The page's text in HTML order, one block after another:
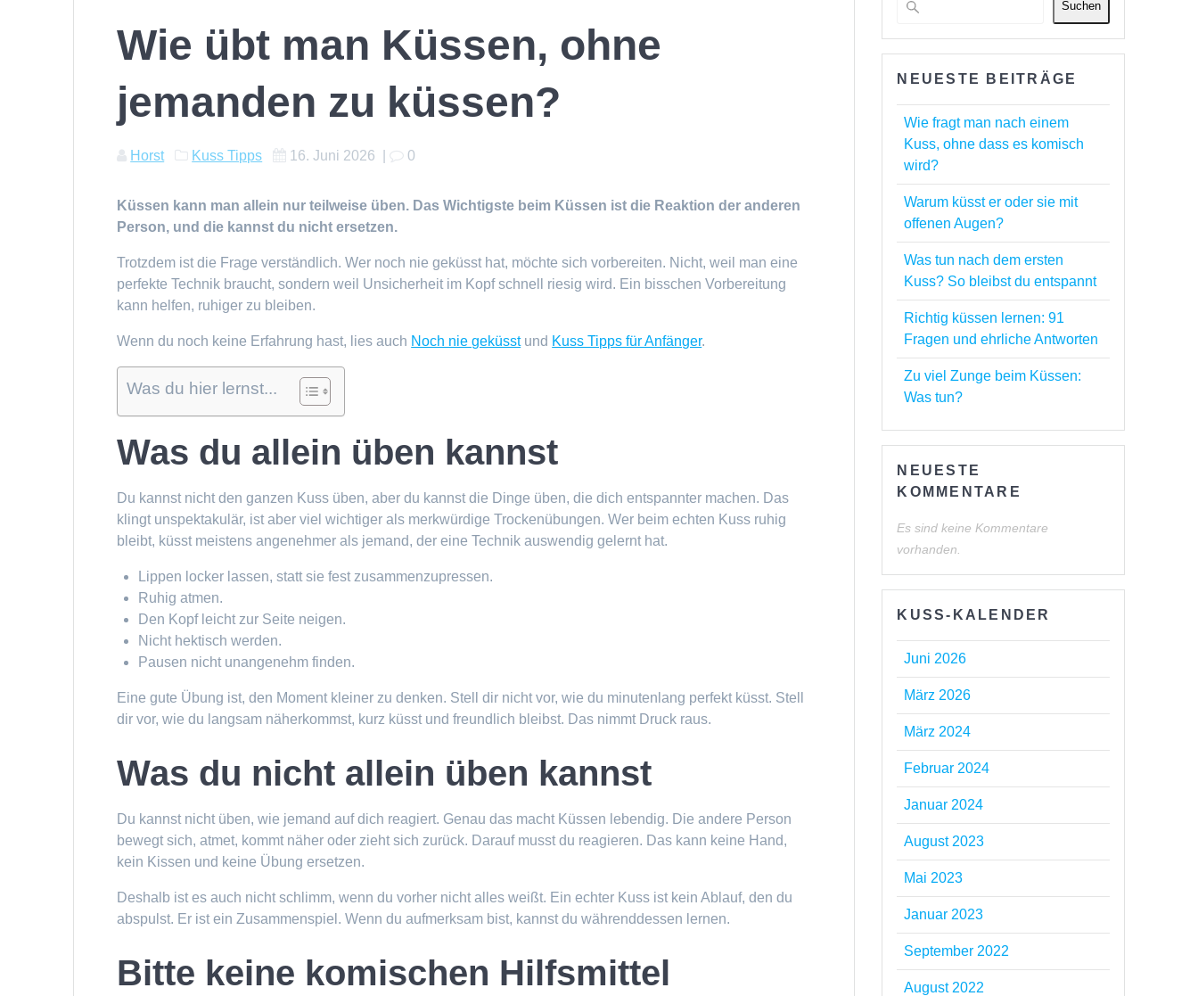
Wie übt man Küssen, ohne
jemanden zu küssen?
Horst Kuss Tipps 16. Juni 2026 | 0
Küssen kann man allein nur teilweise üben. Das Wichtigste beim Küssen ist die Reaktion der anderen
Person, und die kannst du nicht ersetzen.
Trotzdem ist die Frage verständlich. Wer noch nie geküsst hat, möchte sich vorbereiten. Nicht, weil man eine
perfekte Technik braucht, sondern weil Unsicherheit im Kopf schnell riesig wird. Ein bisschen Vorbereitung
kann helfen, ruhiger zu bleiben.
Wenn du noch keine Erfahrung hast, lies auch Noch nie geküsstund Kuss Tipps für Anfänger.
Was du hier lernst...
Was du allein üben kannst
Du kannst nicht den ganzen Kuss üben, aber du kannst die Dinge üben, die dich entspannter machen. Das
klingt unspektakulär, ist aber viel wichtiger als merkwürdige Trockenübungen. Wer beim echten Kuss ruhig
bleibt, küsst meistens angenehmer als jemand, der eine Technik auswendig gelernt hat.
Lippen locker lassen, statt sie fest zusammenzupressen.
Ruhig atmen.
Den Kopf leicht zur Seite neigen.
Nicht hektisch werden.
Pausen nicht unangenehm finden.
Eine gute Übung ist, den Moment kleiner zu denken. Stell dir nicht vor, wie du minutenlang perfekt küsst. Stell
dir vor, wie du langsam näherkommst, kurz küsst und freundlich bleibst. Das nimmt Druck raus.
Was du nicht allein üben kannst
Du kannst nicht üben, wie jemand auf dich reagiert. Genau das macht Küssen lebendig. Die andere Person
bewegt sich, atmet, kommt näher oder zieht sich zurück. Darauf musst du reagieren. Das kann keine Hand,
kein Kissen und keine Übung ersetzen.
Deshalb ist es auch nicht schlimm, wenn du vorher nicht alles weißt. Ein echter Kuss ist kein Ablauf, den du
abspulst. Er ist ein Zusammenspiel. Wenn du aufmerksam bist, kannst du währenddessen lernen.
Bitte keine komischen Hilfsmittel
Suchen
NEUESTE BEITRÄGE
Wie fragt man nach einem
Kuss, ohne dass es komisch
wird?
Warum küsst er oder sie mit
offenen Augen?
Was tun nach dem ersten
Kuss? So bleibst du entspannt
Richtig küssen lernen: 91
Fragen und ehrliche Antworten
Zu viel Zunge beim Küssen:
Was tun?
NEUESTE
KOMMENTARE
Es sind keine Kommentare
vorhanden.
KUSS-KALENDER
Juni 2026
März 2026
März 2024
Februar 2024
Januar 2024
August 2023
Mai 2023
Januar 2023
September 2022
August 2022